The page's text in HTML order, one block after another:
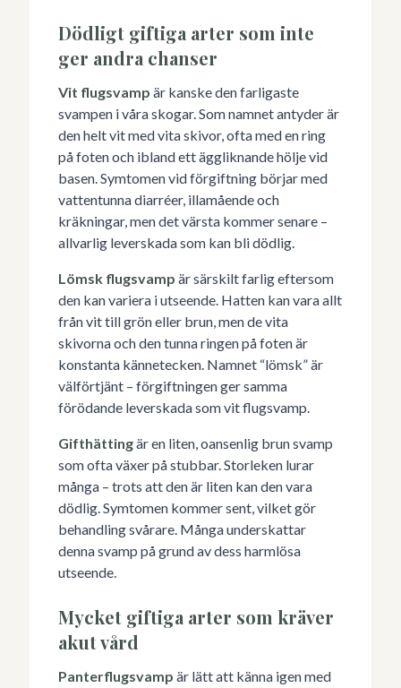
Dödligt giftiga arter som inte
ger andra chanser
Vit flugsvamp är kanske den farligaste
svampen i våra skogar. Som namnet antyder är
den helt vit med vita skivor, ofta med en ring
på foten och ibland ett äggliknande hölje vid
basen. Symtomen vid förgiftning börjar med
vattentunna diarréer, illamående och
kräkningar, men det värsta kommer senare –
allvarlig leverskada som kan bli dödlig.
Lömsk flugsvamp är särskilt farlig eftersom
den kan variera i utseende. Hatten kan vara allt
från vit till grön eller brun, men de vita
skivorna och den tunna ringen på foten är
konstanta kännetecken. Namnet “lömsk” är
välförtjänt – förgiftningen ger samma
förödande leverskada som vit flugsvamp.
Gifthättingär en liten, oansenlig brun svamp
som ofta växer på stubbar. Storleken lurar
många – trots att den är liten kan den vara
dödlig. Symtomen kommer sent, vilket gör
behandling svårare. Många underskattar
denna svamp på grund av dess harmlösa
utseende.
Mycket giftiga arter som kräver
akut vård
Panterflugsvamp är lätt att känna igen med